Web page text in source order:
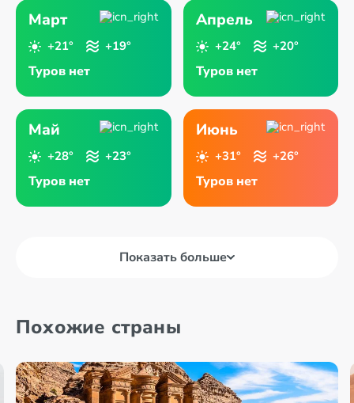
Март
+21° +19°
Туров нет
Апрель
+24° +20°
Туров нет
Май
+28° +23°
Туров нет
Июнь
+31° +26°
Туров нет
Показать больше
Похожие страны